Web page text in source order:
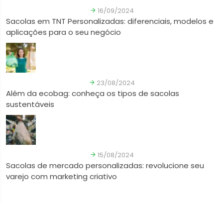
16/09/2024
Sacolas em TNT Personalizadas: diferenciais, modelos e
aplicações para o seu negócio
23/08/2024
Além da ecobag: conheça os tipos de sacolas
sustentáveis
15/08/2024
Sacolas de mercado personalizadas: revolucione seu
varejo com marketing criativo